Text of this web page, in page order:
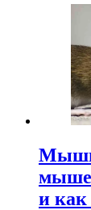
Мыши
и как